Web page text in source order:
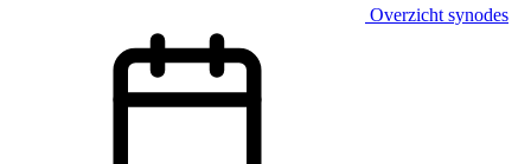
Overzicht synodes